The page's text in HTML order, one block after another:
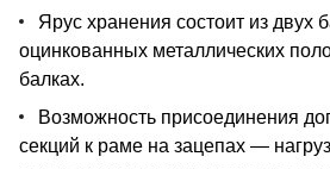
Ярус хранения состоит из двух
оцинкованных металлических
балках.
Возможность присоединения
секций к раме на зацепах —